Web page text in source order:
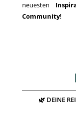
neuesten
Community!
🌿 DEINE